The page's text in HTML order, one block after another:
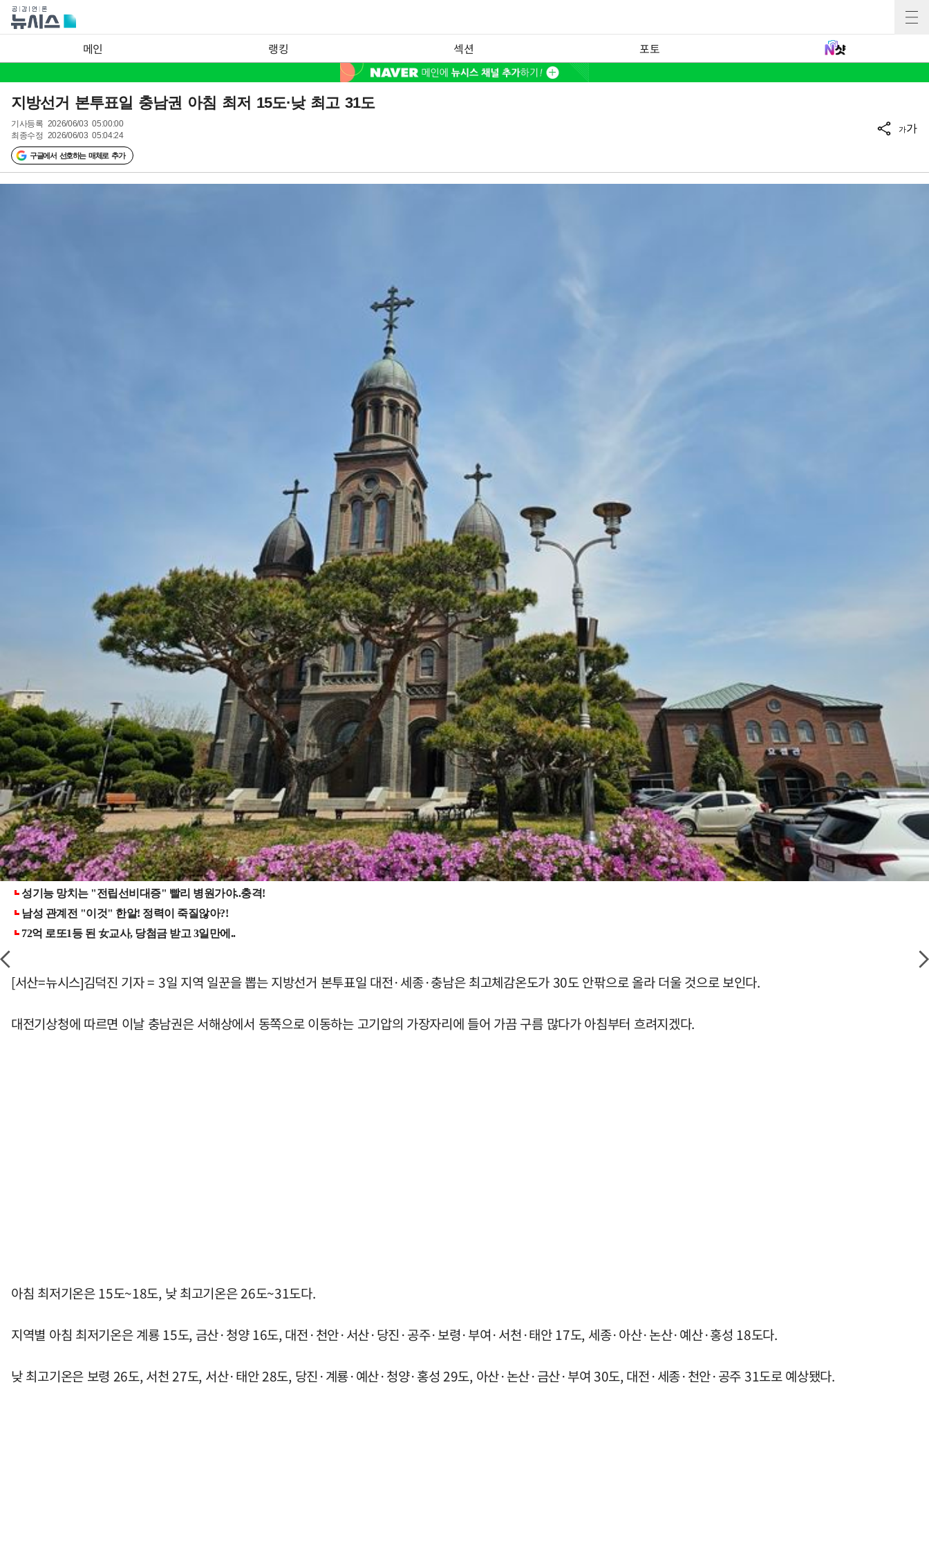
메인 랭킹 섹션 포토
지방선거 본투표일 충남권 아침 최저 15도·낮 최고 31도
기사등록 2026/06/03 05:00:00
최종수정 2026/06/03 05:04:24
구글에서 선호하는 매체로 추가
가가
[서산=뉴시스]김덕진 기자 = 3일 지역 일꾼을 뽑는 지방선거 본투표일 대전·세종·충남은 최고체감온도가 30도 안팎으로 올라 더울 것으로 보인다.
대전기상청에 따르면 이날 충남권은 서해상에서 동쪽으로 이동하는 고기압의 가장자리에 들어 가끔 구름 많다가 아침부터 흐려지겠다.
아침 최저기온은 15도~18도, 낮 최고기온은 26도~31도다.
지역별 아침 최저기온은 계룡 15도, 금산·청양 16도, 대전·천안·서산·당진·공주·보령·부여·서천·태안 17도, 세종·아산·논산·예산·홍성 18도다.
낮 최고기온은 보령 26도, 서천 27도, 서산·태안 28도, 당진·계룡·예산·청양·홍성 29도, 아산·논산·금산·부여 30도, 대전·세종·천안·공주 31도로 예상됐다.